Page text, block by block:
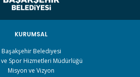
KURUMSAL
Başakşehir Belediyesi
ve Spor Hizmetleri Müdürlüğü
Misyon ve Vizyon